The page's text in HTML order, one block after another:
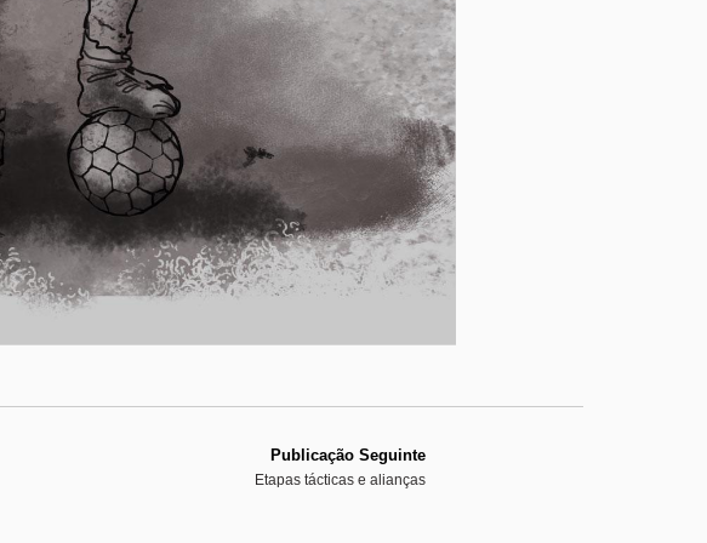
Publicação Seguinte
Etapas tácticas e alianças